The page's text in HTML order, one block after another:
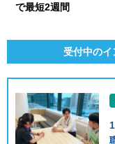
で最短2週間
受付中のイ